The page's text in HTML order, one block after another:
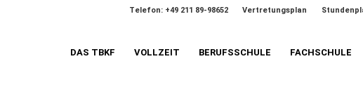
Vertretungsplan
Telefon: +49 211 89-98652
DAS TBKF VOLLZEIT BERUFSSCHULE FACHSCHULE